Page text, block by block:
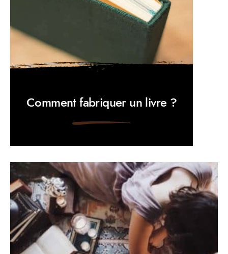
Comment fabriquer un livre ?